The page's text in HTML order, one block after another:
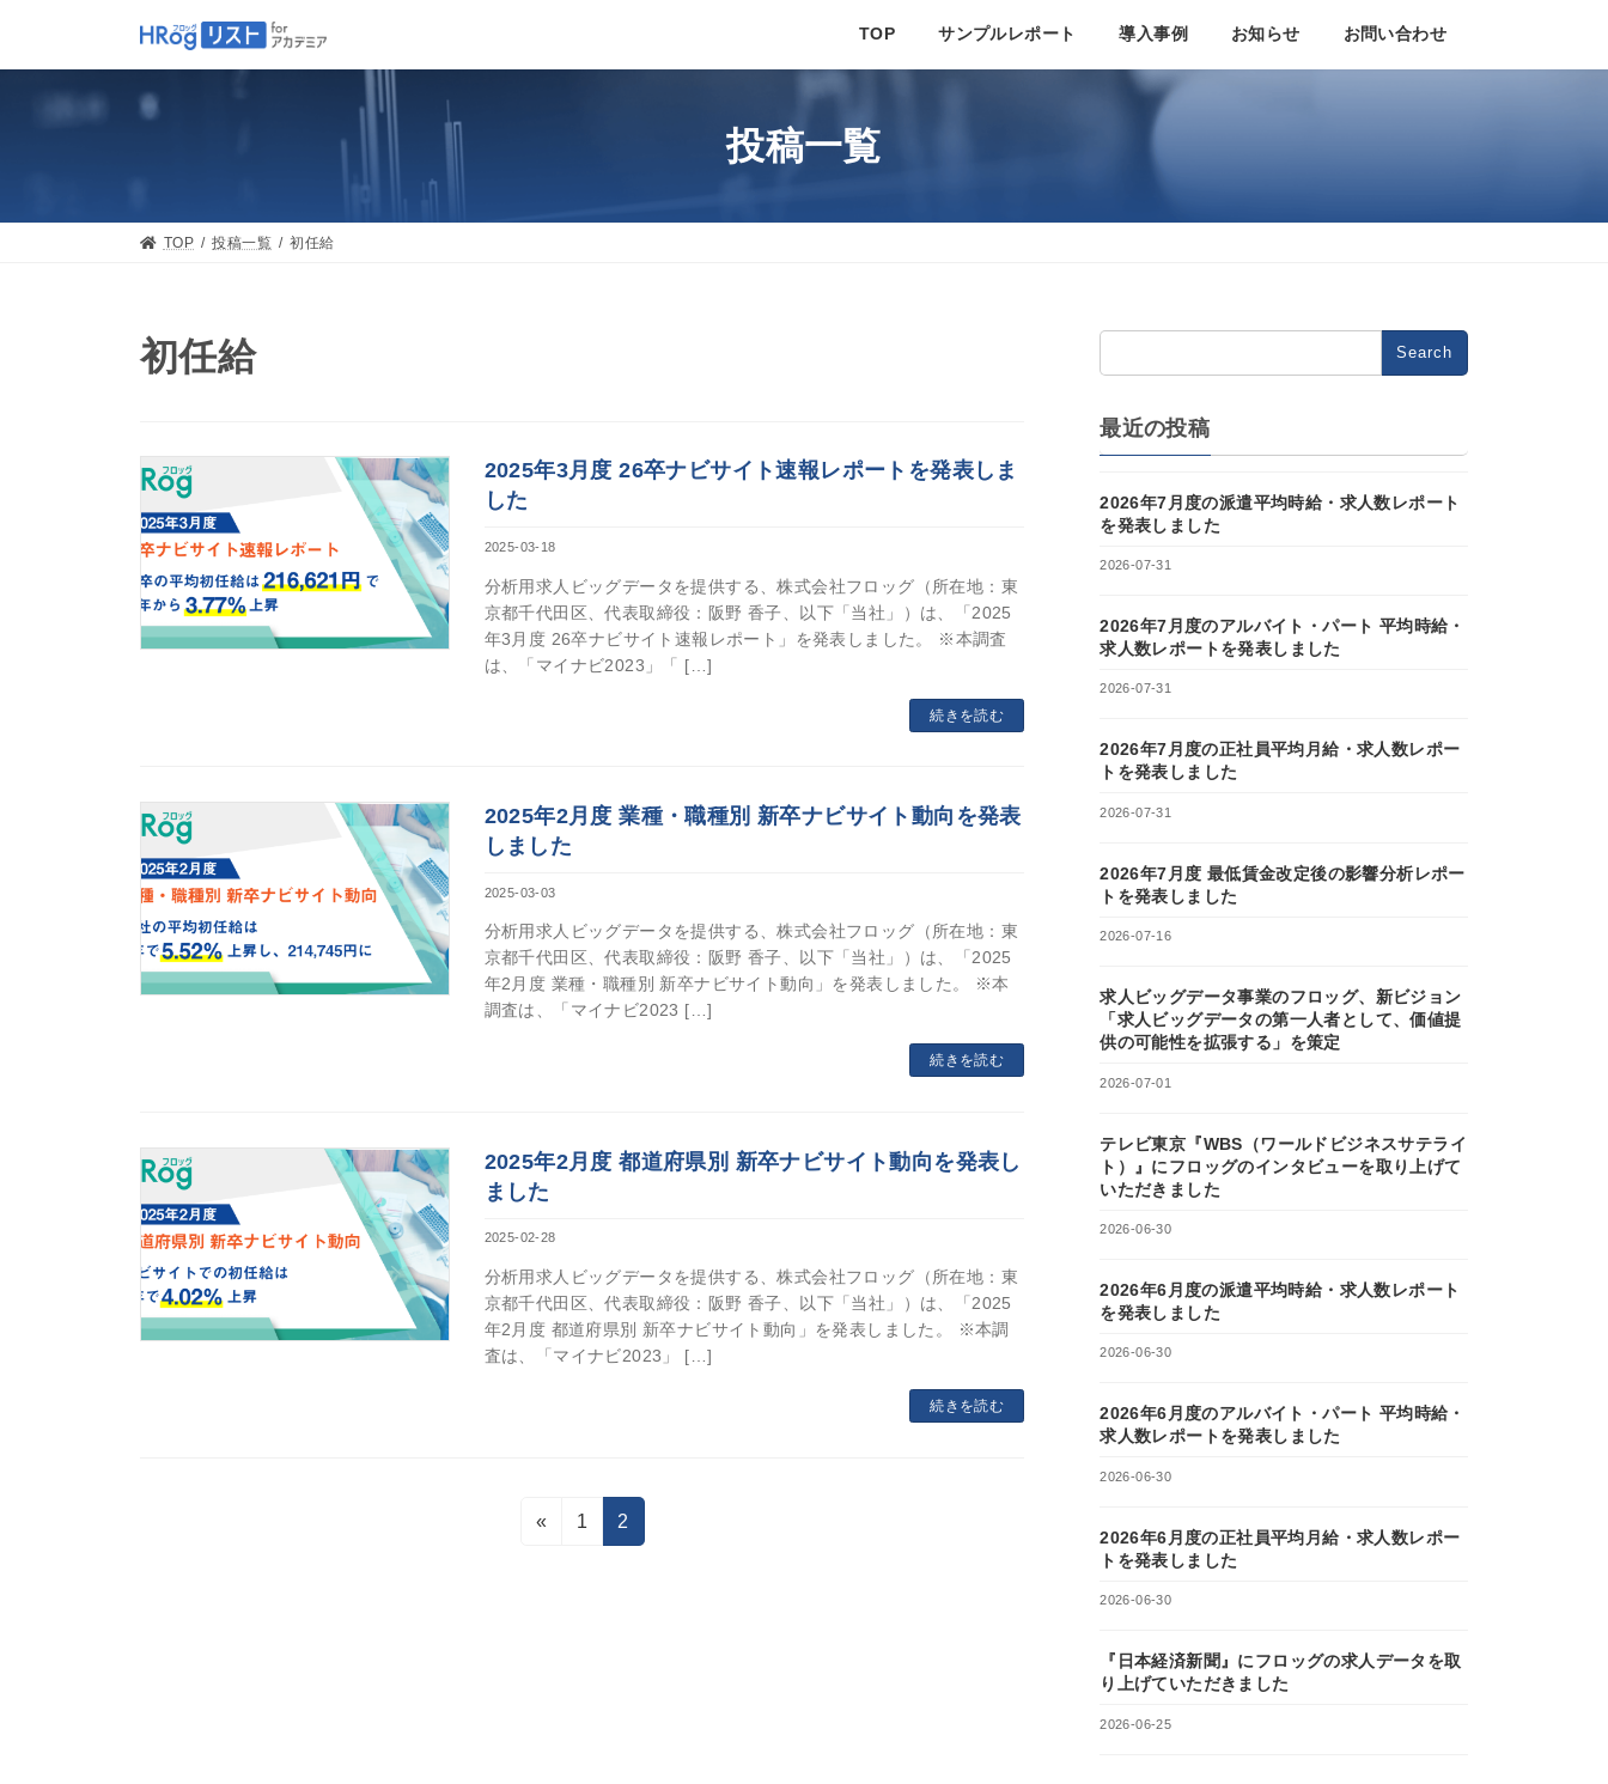
TOP サンプルレポート 導入事例 お知らせ お問い合わせ
投稿一覧
TOP 投稿一覧 初任給
初任給
2025年3月度 26卒ナビサイト速報レポートを発表しま
した
2025-03-18
分析用求人ビッグデータを提供する、株式会社フロッグ（所在地：東
京都千代田区、代表取締役：阪野 香子、以下「当社」）は、「2025
年3月度 26卒ナビサイト速報レポート」を発表しました。 ※本調査
は、「マイナビ2023」「 […]
続きを読む
2025年2月度 業種・職種別 新卒ナビサイト動向を発表
しました
2025-03-03
分析用求人ビッグデータを提供する、株式会社フロッグ（所在地：東
京都千代田区、代表取締役：阪野 香子、以下「当社」）は、「2025
年2月度 業種・職種別 新卒ナビサイト動向」を発表しました。 ※本
調査は、「マイナビ2023 […]
続きを読む
2025年2月度 都道府県別 新卒ナビサイト動向を発表し
ました
2025-02-28
分析用求人ビッグデータを提供する、株式会社フロッグ（所在地：東
京都千代田区、代表取締役：阪野 香子、以下「当社」）は、「2025
年2月度 都道府県別 新卒ナビサイト動向」を発表しました。 ※本調
査は、「マイナビ2023」 […]
続きを読む
« Page
1 Page
2
for:
最近の投稿
2026年7月度の派遣平均時給・求人数レポート
を発表しました
2026-07-31
2026年7月度のアルバイト・パート 平均時給・
求人数レポートを発表しました
2026-07-31
2026年7月度の正社員平均月給・求人数レポー
トを発表しました
2026-07-31
2026年7月度 最低賃金改定後の影響分析レポー
トを発表しました
2026-07-16
求人ビッグデータ事業のフロッグ、新ビジョン
「求人ビッグデータの第一人者として、価値提
供の可能性を拡張する」を策定
2026-07-01
テレビ東京『WBS（ワールドビジネスサテライ
ト）』にフロッグのインタビューを取り上げて
いただきました
2026-06-30
2026年6月度の派遣平均時給・求人数レポート
を発表しました
2026-06-30
2026年6月度のアルバイト・パート 平均時給・
求人数レポートを発表しました
2026-06-30
2026年6月度の正社員平均月給・求人数レポー
トを発表しました
2026-06-30
『日本経済新聞』にフロッグの求人データを取
り上げていただきました
2026-06-25